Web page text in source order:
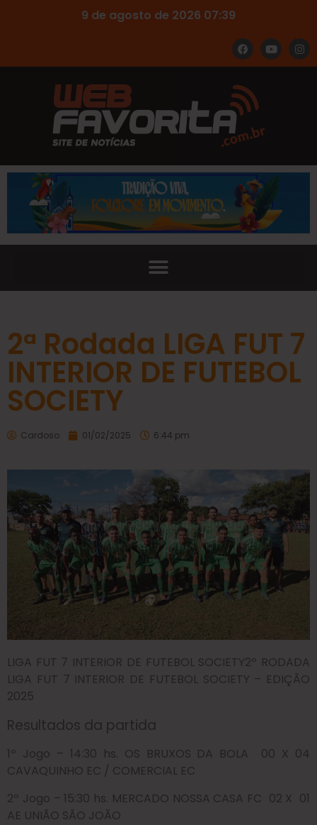
9 de agosto de 2026 07:39
2ª Rodada LIGA FUT 7
INTERIOR DE FUTEBOL
SOCIETY
Cardoso 01/02/2025 6:44 pm
LIGA FUT 7 INTERIOR DE FUTEBOL SOCIETY2º RODADA
LIGA FUT 7 INTERIOR DE FUTEBOL SOCIETY – EDIÇÃO
2025
Resultados da partida
1º Jogo – 14:30 hs. OS BRUXOS DA BOLA 00 X 04
CAVAQUINHO EC / COMERCIAL EC
2º Jogo – 15:30 hs. MERCADO NOSSA CASA FC 02 X 01
AE UNIÃO SÃO JOÃO